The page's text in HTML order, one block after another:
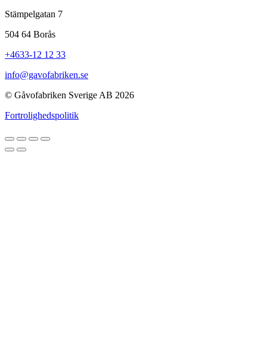
Stämpelgatan 7
504 64 Borås
+4633-12 12 33
info@gavofabriken.se
© Gåvofabriken Sverige AB 2026
Fortrolighedspolitik